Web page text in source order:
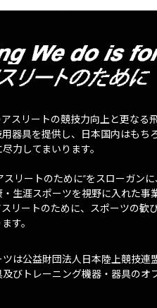
スリートの競技力向上と更なる
器具を提供し、日本国内はもち
力してまいります。
スリートのために”をスローガン
生涯スポーツを視野に入れた事
リートのために、スポーツの歓
す。
は公益財団法人日本陸上競技連
びトレーニング機器・器具のオ